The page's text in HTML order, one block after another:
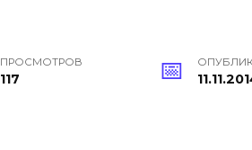
ПРОСМОТРОВ
117